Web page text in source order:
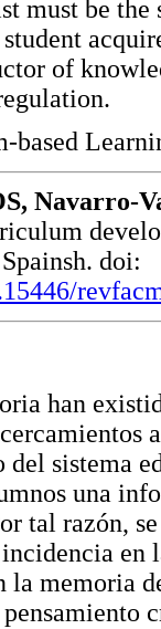
must be
of
based
Navarro-
doi:
han
del sistema
una
tal razón,
la memoria